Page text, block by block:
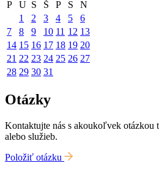
P U S Š P S
N
1
2 3 4 5
6
7
8 9 10 11 12 13
14 15 16 17 18 19 20
21 22 23 24 25 26 27
28 29 30 31
Otázky
Kontaktujte nás s akoukoľvek otázkou
alebo služieb.
Položiť otázku